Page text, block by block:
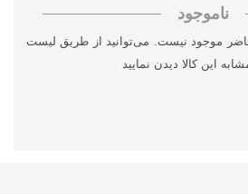
ناموجود
حاضر موجود نیست. می‌توانید از طریق لیست
این کالا دیدن نمایید